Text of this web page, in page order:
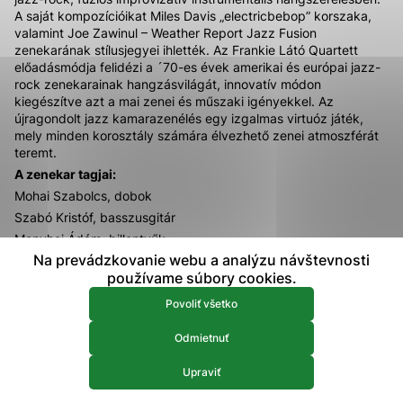
A saját kompozícióikat Miles Davis „electricbebop” korszaka,
valamint Joe Zawinul – Weather Report Jazz Fusion
zenekarának stílusjegyei ihlették. Az Frankie Látó Quartett
előadásmódja felidézi a ´70-es évek amerikai és európai jazz-
rock zenekarainak hangzásvilágát, innovatív módon
kiegészítve azt a mai zenei és műszaki igényekkel. Az
újragondolt jazz kamarazenélés egy izgalmas virtuóz játék,
mely minden korosztály számára élvezhető zenei atmoszférát
teremt.
A zenekar tagjai:
Mohai Szabolcs, dobok
Szabó Kristóf, basszusgitár
Menyhei Ádám, billentyűk
Frankie Látó, hegedű
Belépőjegy:
10€ – bérletben
A koncert a jazzhegedű tanfolyam résztvevői számára
Na prevádzkovanie webu a analýzu návštevnosti
používame súbory cookies.
Povoliť všetko
Odmietnuť
Upraviť
prístup k zabezpečeným oblastiam webovej stránky. Bez
týchto súborov cookie nemôže web správne fungovať.
Analytické cookies Analytické
Analytické cookies pomáhajú prevádzkovateľovi stránok
pochopiť, ako návštevníci stránok stránku používajú, aby
mohol stránky optimalizovať a ponúknuť im lepšiu
možné ich spojiť s konkrétnou osobou.
Uložiť nastavenia
Viac informácií